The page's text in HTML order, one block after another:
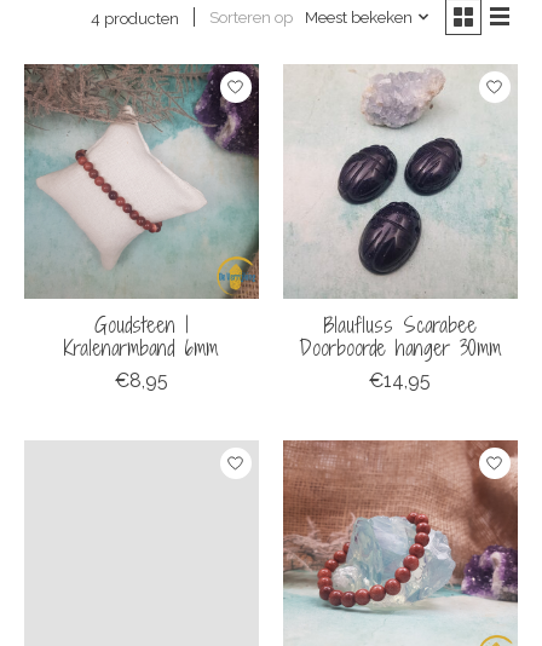
4 producten Sorteren op Meest bekeken
Goudsteen |
Kralenarmband 6mm
€8,95
Blaufluss Scarabee
Doorboorde hanger 30mm
€14,95